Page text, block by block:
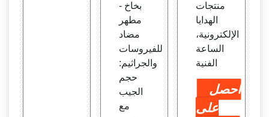
- بخاخ
مطهر
مضاد
للفيروسات
والجراثيم:
حجم
الجيب
مع
منتجات
الهدايا
الإلكترونية،
الساعة
الفنية
احصل
على